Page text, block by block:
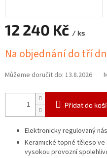
12 240 Kč / ks
cena:
Na objednání do tří
Můžeme doručit do: 13.8.2026
Přidat do
Elektronicky regulovaný
Keramické topné těleso
vysokou provozní